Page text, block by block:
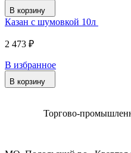
В корзину
Казан с шумовкой 10л
2 473 ₽
В избранное
В корзину
Торгово-